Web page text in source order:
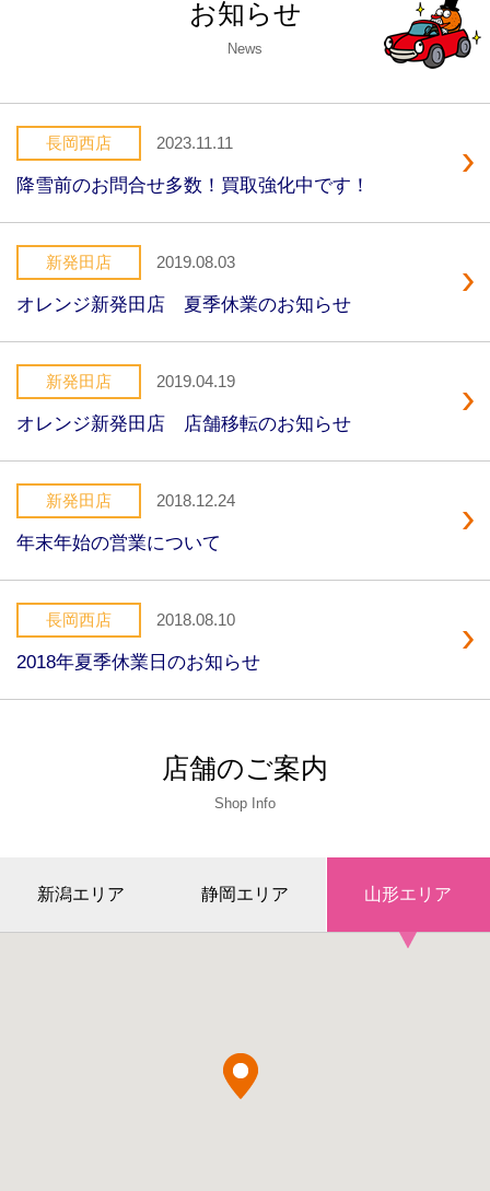
お知らせ
News
長岡西店 2023.11.11
降雪前のお問合せ多数！買取強化中です！
新発田店 2019.08.03
オレンジ新発田店 夏季休業のお知らせ
新発田店 2019.04.19
オレンジ新発田店 店舗移転のお知らせ
新発田店 2018.12.24
年末年始の営業について
長岡西店 2018.08.10
2018年夏季休業日のお知らせ
店舗のご案内
Shop Info
新潟エリア 静岡エリア 山形エリア